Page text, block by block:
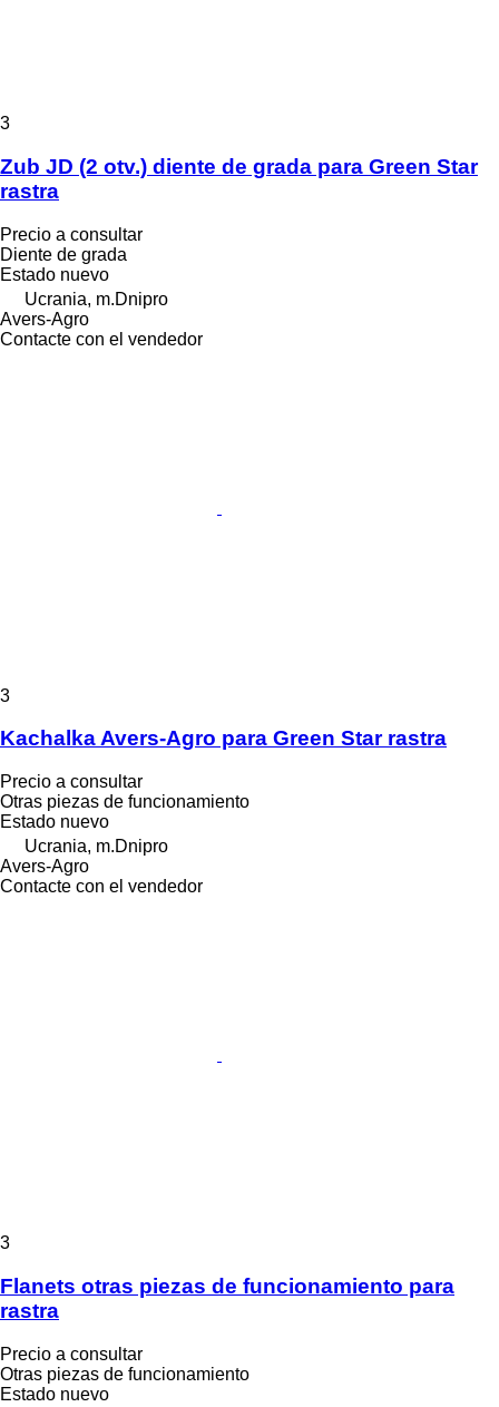
3
Zub JD (2 otv.) diente de grada para Green Star
rastra
Precio a consultar
Diente de grada
Estado nuevo
Ucrania, m.Dnipro
Avers-Agro
Contacte con el vendedor
3
Kachalka Avers-Agro para Green Star rastra
Precio a consultar
Otras piezas de funcionamiento
Estado nuevo
Ucrania, m.Dnipro
Avers-Agro
Contacte con el vendedor
3
Flanets otras piezas de funcionamiento para
rastra
Precio a consultar
Otras piezas de funcionamiento
Estado nuevo